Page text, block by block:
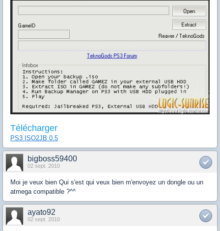
Télécharger
PS3 ISO2JB 0.5
bigboss59400
02 sept. 2010
Moi je veux bien Qui s'est qui veux bien m'envoyez un dongle ou un
atmega compatible ?^^
ayato92
02 sept. 2010